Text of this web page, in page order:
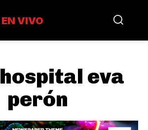
EN VIVO
hospital eva
perón